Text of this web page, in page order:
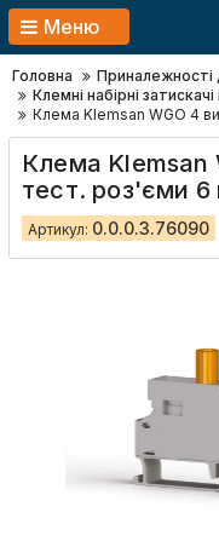
Меню
Головна
Приналежності
Клемні набірні
Клема Klemsan WGO 4
Клема Klemsan
тест. роз'єми 6
Артикул: 0.0.0.3.76090